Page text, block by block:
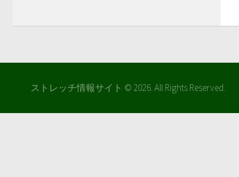
ストレッチ情報サイト © 2026. All Rights Reserved.